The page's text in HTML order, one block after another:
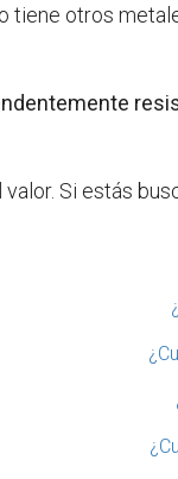
tiene otros
Si estás